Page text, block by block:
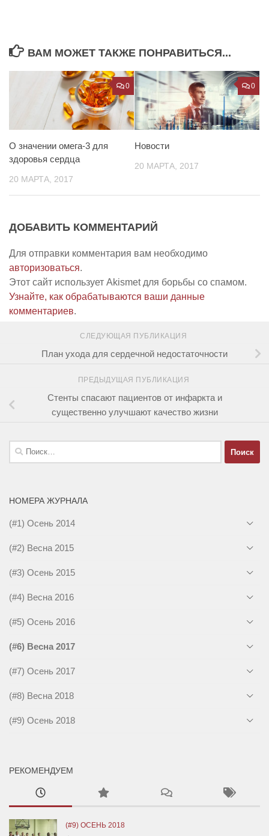
ВАМ МОЖЕТ ТАКЖЕ ПОНРАВИТЬСЯ...
0
О значении омега-3 для
здоровья сердца
20 МАРТА, 2017
0
Новости
20 МАРТА, 2017
ДОБАВИТЬ КОММЕНТАРИЙ
Для отправки комментария вам необходимо
авторизоваться.
Этот сайт использует Akismet для борьбы со спамом.
Узнайте, как обрабатываются ваши данные
комментариев.
СЛЕДУЮЩАЯ ПУБЛИКАЦИЯ
План ухода для сердечной недостаточности
ПРЕДЫДУЩАЯ ПУБЛИКАЦИЯ
Стенты спасают пациентов от инфаркта и
существенно улучшают качество жизни
Найти:
НОМЕРА ЖУРНАЛА
(#1) Осень 2014
(#2) Весна 2015
(#3) Осень 2015
(#4) Весна 2016
(#5) Осень 2016
(#6) Весна 2017
(#7) Осень 2017
(#8) Весна 2018
(#9) Осень 2018
РЕКОМЕНДУЕМ
(#9) ОСЕНЬ 2018